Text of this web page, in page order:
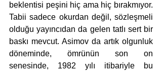
beklentisi peşini hiç ama hiç bırakmıyor.
Tabii sadece okurdan değil, sözleşmeli
olduğu yayıncıdan da gelen tatlı sert bir
baskı mevcut. Asimov da artık olgunluk
döneminde, ömrünün son on
senesinde, 1982 yılı itibariyle bu